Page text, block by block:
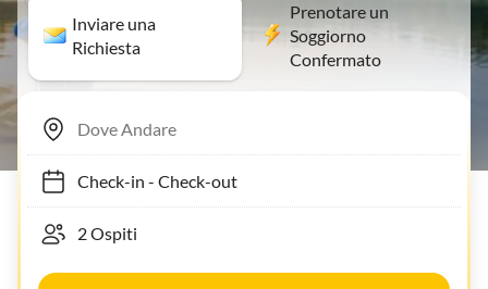
Inviare una
Richiesta
Prenotare un
Soggiorno
Confermato
Check-in- Check-out